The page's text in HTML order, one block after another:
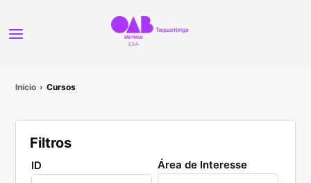
Início Cursos
Filtros
ID Área de Interesse